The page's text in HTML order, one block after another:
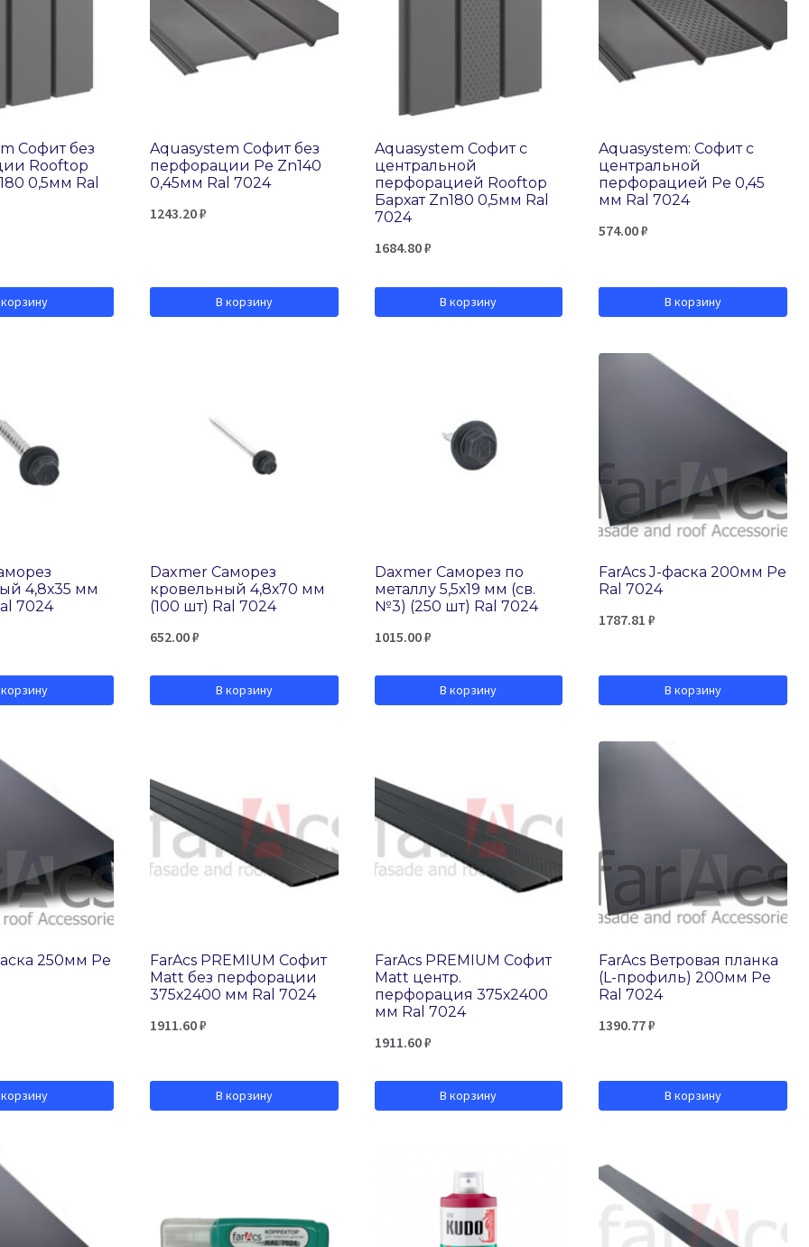
Софит без
Rooftop
0,5мм Ral
Aquasystem Софит без
перфорации Ре Zn140
0,45мм Ral 7024
1243.20₽
В корзину
Aquasystem Софит с
центральной
перфорацией Rooftop
Бархат Zn180 0,5мм Ral
7024
1684.80₽
В корзину
Aquasystem: Софит с
центральной
перфорацией Pe 0,45
мм Ral 7024
574.00₽
В корзину
4,8х35 мм
7024
Daxmer Саморез
кровельный 4,8х70 мм
(100 шт) Ral 7024
652.00₽
В корзину
Daxmer Саморез по
металлу 5,5х19 мм (св.
№3) (250 шт) Ral 7024
1015.00₽
В корзину
FarAcs J-фаска 200мм Ре
Ral 7024
1787.81₽
В корзину
250мм Pe
FarAcs PREMIUM Софит
Matt без перфорации
375х2400 мм Ral 7024
1911.60₽
В корзину
FarAcs PREMIUM Софит
Matt центр.
перфорация 375х2400
мм Ral 7024
1911.60₽
В корзину
FarAcs Ветровая планка
(L-профиль) 200мм Ре
Ral 7024
1390.77₽
В корзину